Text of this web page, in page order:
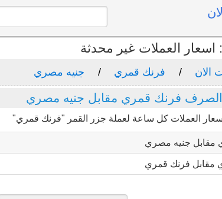
اسعار العملات غير محدثة
الان فرنك قمري جنيه مصري
فرنك قمري مقابل جنيه مصري
العملات كل ساعة لعملة جزر القمر "فرنك قمري"
مقابل جنيه مصري
مقابل فرنك قمري